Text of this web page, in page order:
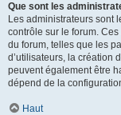
Que sont les
Les administrateurs sont
contrôle sur le forum.
du forum, telles que les
d’utilisateurs, la création
peuvent également être
dépend de la
Haut